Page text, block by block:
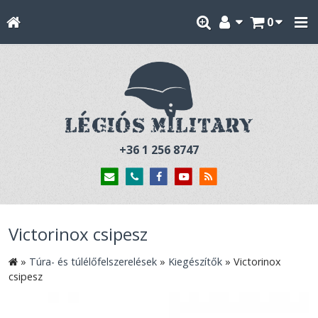
0
+36 1 256 8747
Victorinox csipesz
» Túra- és túlélőfelszerelések » Kiegészítők » Victorinox
csipesz